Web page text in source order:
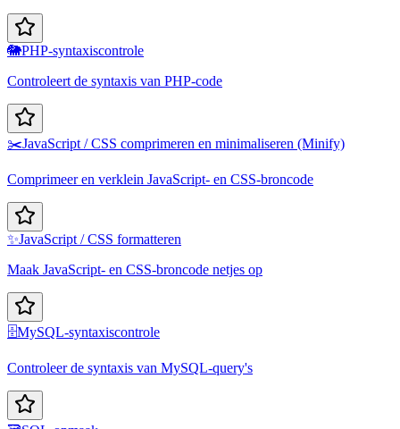
🐘PHP-syntaxiscontrole
Controleert de syntaxis van PHP-code
✂️JavaScript / CSS comprimeren en minimaliseren (Minify)
Comprimeer en verklein JavaScript- en CSS-broncode
✨JavaScript / CSS formatteren
Maak JavaScript- en CSS-broncode netjes op
🗄️MySQL-syntaxiscontrole
Controleer de syntaxis van MySQL-query's